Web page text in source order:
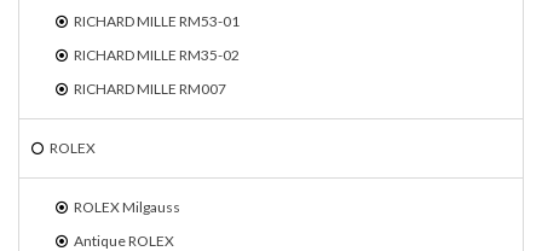
RICHARD MILLE RM53-01
RICHARD MILLE RM35-02
RICHARD MILLE RM007
ROLEX
ROLEX Milgauss
Antique ROLEX